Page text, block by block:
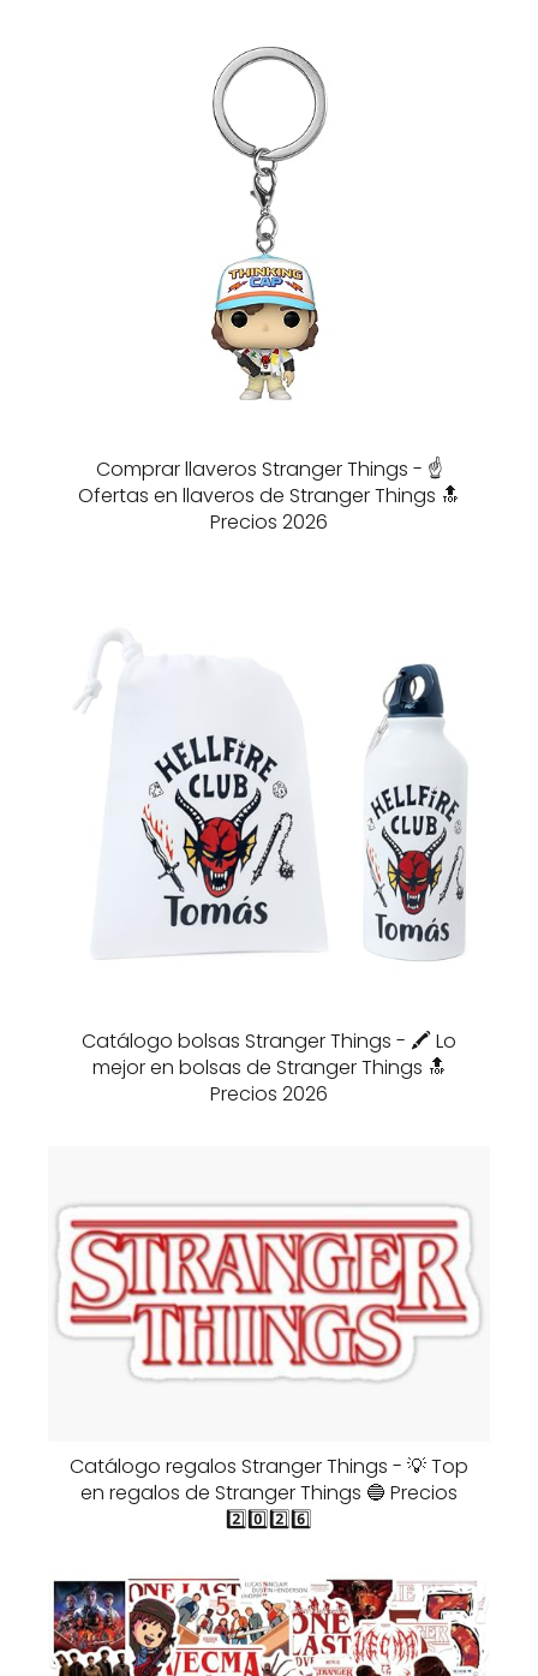
Comprar llaveros Stranger Things - ☝️
Ofertas en llaveros de Stranger Things 🔝
Precios 2026
Catálogo bolsas Stranger Things - 🖍️ Lo
mejor en bolsas de Stranger Things 🔝
Precios 2026
Catálogo regalos Stranger Things - 💡 Top
en regalos de Stranger Things 🔵 Precios
2️⃣0️⃣2️⃣6️⃣